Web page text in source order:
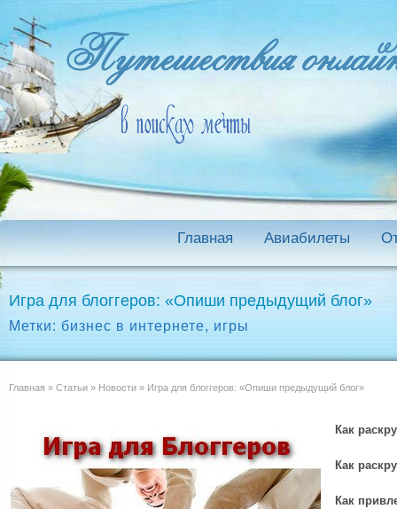
Главная Авиабилеты
Игра для блоггеров: «Опиши предыдущий блог»
Метки: бизнес в интернете, игры
Главная » Статьи » Новости » Игра для блоггеров: «Опиши предыдущий блог»
Как
Как
Как